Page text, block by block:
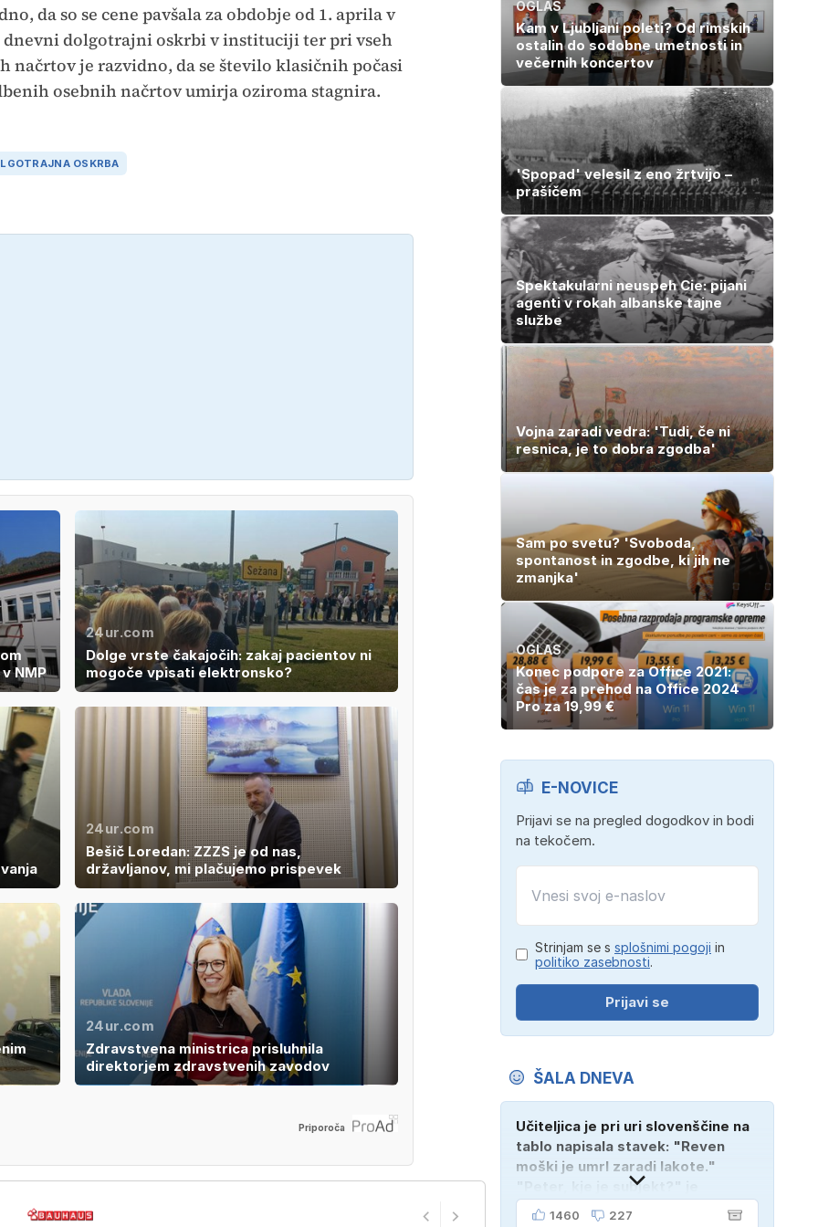
da so se cene pavšala za obdobje od 1. aprila v
dolgotrajni oskrbi v instituciji ter pri vseh
načrtov je razvidno, da se število klasičnih počasi
osebnih načrtov umirja oziroma stagnira.
OSKRBA
NMP
24ur.com
Dolge vrste čakajočih: zakaj pacientov ni
mogoče vpisati elektronsko?
24ur.com
Bešič Loredan: ZZZS je od nas,
državljanov, mi plačujemo prispevek
24ur.com
Zdravstvena ministrica prisluhnila
direktorjem zdravstvenih zavodov
Priporoča
OGLAS
Kam v Ljubljani poleti? Od rimskih
ostalin do sodobne umetnosti in
večernih koncertov
'Spopad' velesil z eno žrtvijo –
prašičem
Spektakularni neuspeh Cie: pijani
agenti v rokah albanske tajne
službe
Vojna zaradi vedra: 'Tudi, če ni
resnica, je to dobra zgodba'
Sam po svetu? 'Svoboda,
spontanost in zgodbe, ki jih ne
zmanjka'
OGLAS
Konec podpore za Office 2021:
čas je za prehod na Office 2024
Pro za 19,99 €
E-NOVICE
Prijavi se na pregled dogodkov in bodi
na tekočem.
Strinjam se s splošnimi pogoji in
politiko zasebnosti.
Prijavi se
ŠALA DNEVA
Učiteljica je pri uri slovenščine na
tablo napisala stavek: "Reven
moški je umrl zaradi lakote."
"Peter, kje je subjekt?" je
vprašala. "Verjetno na
1460 227